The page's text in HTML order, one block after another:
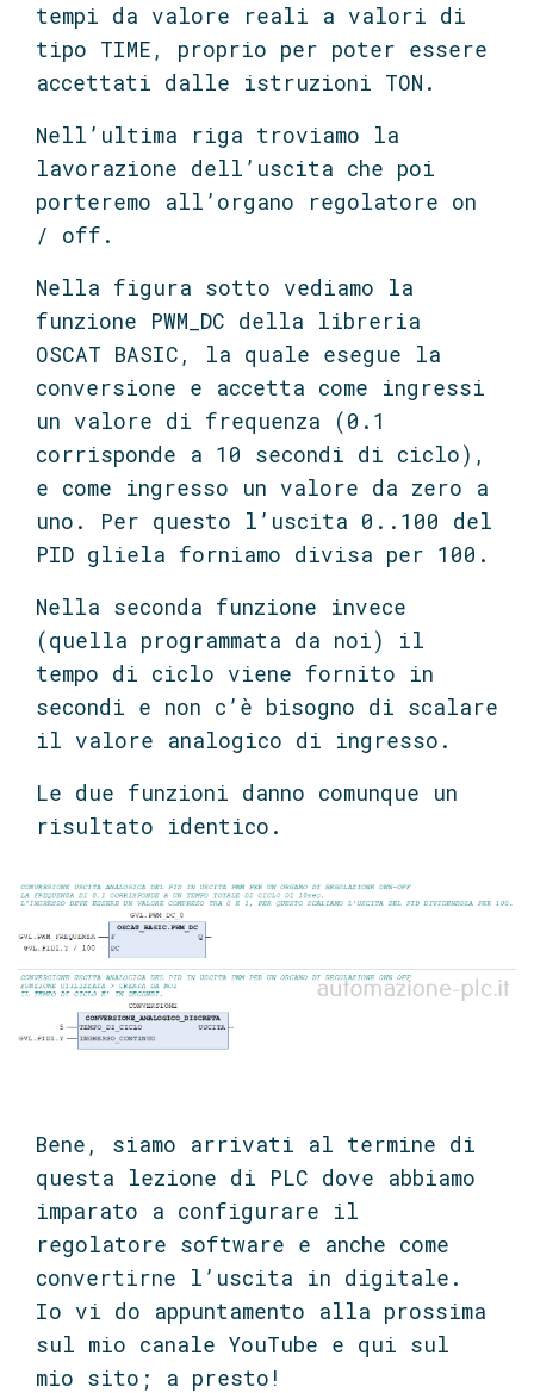
tempi da valore reali a valori di
tipo TIME, proprio per poter essere
accettati dalle istruzioni TON.
Nell’ultima riga troviamo la
lavorazione dell’uscita che poi
porteremo all’organo regolatore on
/ off.
Nella figura sotto vediamo la
funzione PWM_DC della libreria
OSCAT BASIC, la quale esegue la
conversione e accetta come ingressi
un valore di frequenza (0.1
corrisponde a 10 secondi di ciclo),
e come ingresso un valore da zero a
uno. Per questo l’uscita 0..100 del
PID gliela forniamo divisa per 100.
Nella seconda funzione invece
(quella programmata da noi) il
tempo di ciclo viene fornito in
secondi e non c’è bisogno di scalare
il valore analogico di ingresso.
Le due funzioni danno comunque un
risultato identico.
Bene, siamo arrivati al termine di
questa lezione di PLC dove abbiamo
imparato a configurare il
regolatore software e anche come
convertirne l’uscita in digitale.
Io vi do appuntamento alla prossima
sul mio canale YouTube e qui sul
mio sito; a presto!